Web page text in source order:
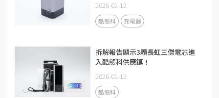
2026-01-12
酷態科 充電器
拆解報告顯示3顆長虹三傑電芯進
入酷態科供應鏈！
2026-01-12
酷態科